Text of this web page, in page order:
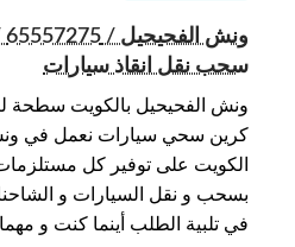
سحب نقل انقاذ سيارات
ونش الفحيحيل بالكويت سطحة
كرين سحي سيارات نعمل في
الكويت على توفير كل
بسحب و نقل السيارات و
في تلبية الطلب أينما كنت و